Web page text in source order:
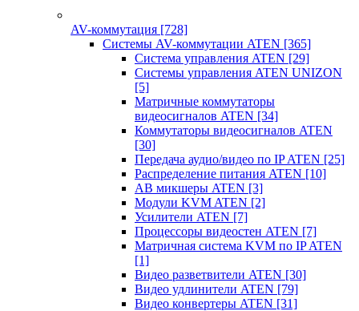
AV-коммутация [728]
Системы AV-коммутации ATEN [365]
Система управления ATEN [29]
Системы управления ATEN UNIZON
[5]
Матричные коммутаторы
видеосигналов ATEN [34]
Коммутаторы видеосигналов ATEN
[30]
Передача аудио/видео по IP ATEN [25]
Распределение питания ATEN [10]
АВ микшеры ATEN [3]
Модули KVM ATEN [2]
Усилители ATEN [7]
Процессоры видеостен ATEN [7]
Матричная система KVM по IP ATEN
[1]
Видео разветвители ATEN [30]
Видео удлинители ATEN [79]
Видео конвертеры ATEN [31]